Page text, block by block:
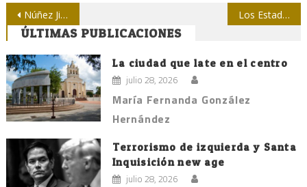
Navegación
de
entradas
Núñez Jiménez, cronista de su tiempo Los Estados Unidos y el Estado Islámico
ÚLTIMAS PUBLICACIONES
La ciudad que late en el centro
julio 28, 2026
María Fernanda González
Hernández
Terrorismo de izquierda y Santa
Inquisición new age
julio 28, 2026